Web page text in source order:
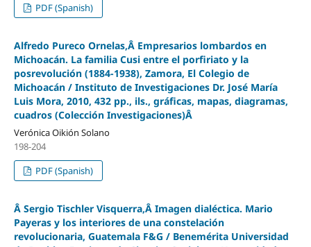
PDF (Spanish)
Alfredo Pureco Ornelas,Â Empresarios lombardos en
Michoacán. La familia Cusi entre el porfiriato y la
posrevolución (1884-1938), Zamora, El Colegio de
Michoacán / Instituto de Investigaciones Dr. José María
Luis Mora, 2010, 432 pp., ils., gráficas, mapas, diagramas,
cuadros (Colección Investigaciones)Â
Verónica Oikión Solano
198-204
PDF (Spanish)
Â Sergio Tischler Visquerra,Â Imagen dialéctica. Mario
Payeras y los interiores de una constelación
revolucionaria, Guatemala F&G / Benemérita Universidad